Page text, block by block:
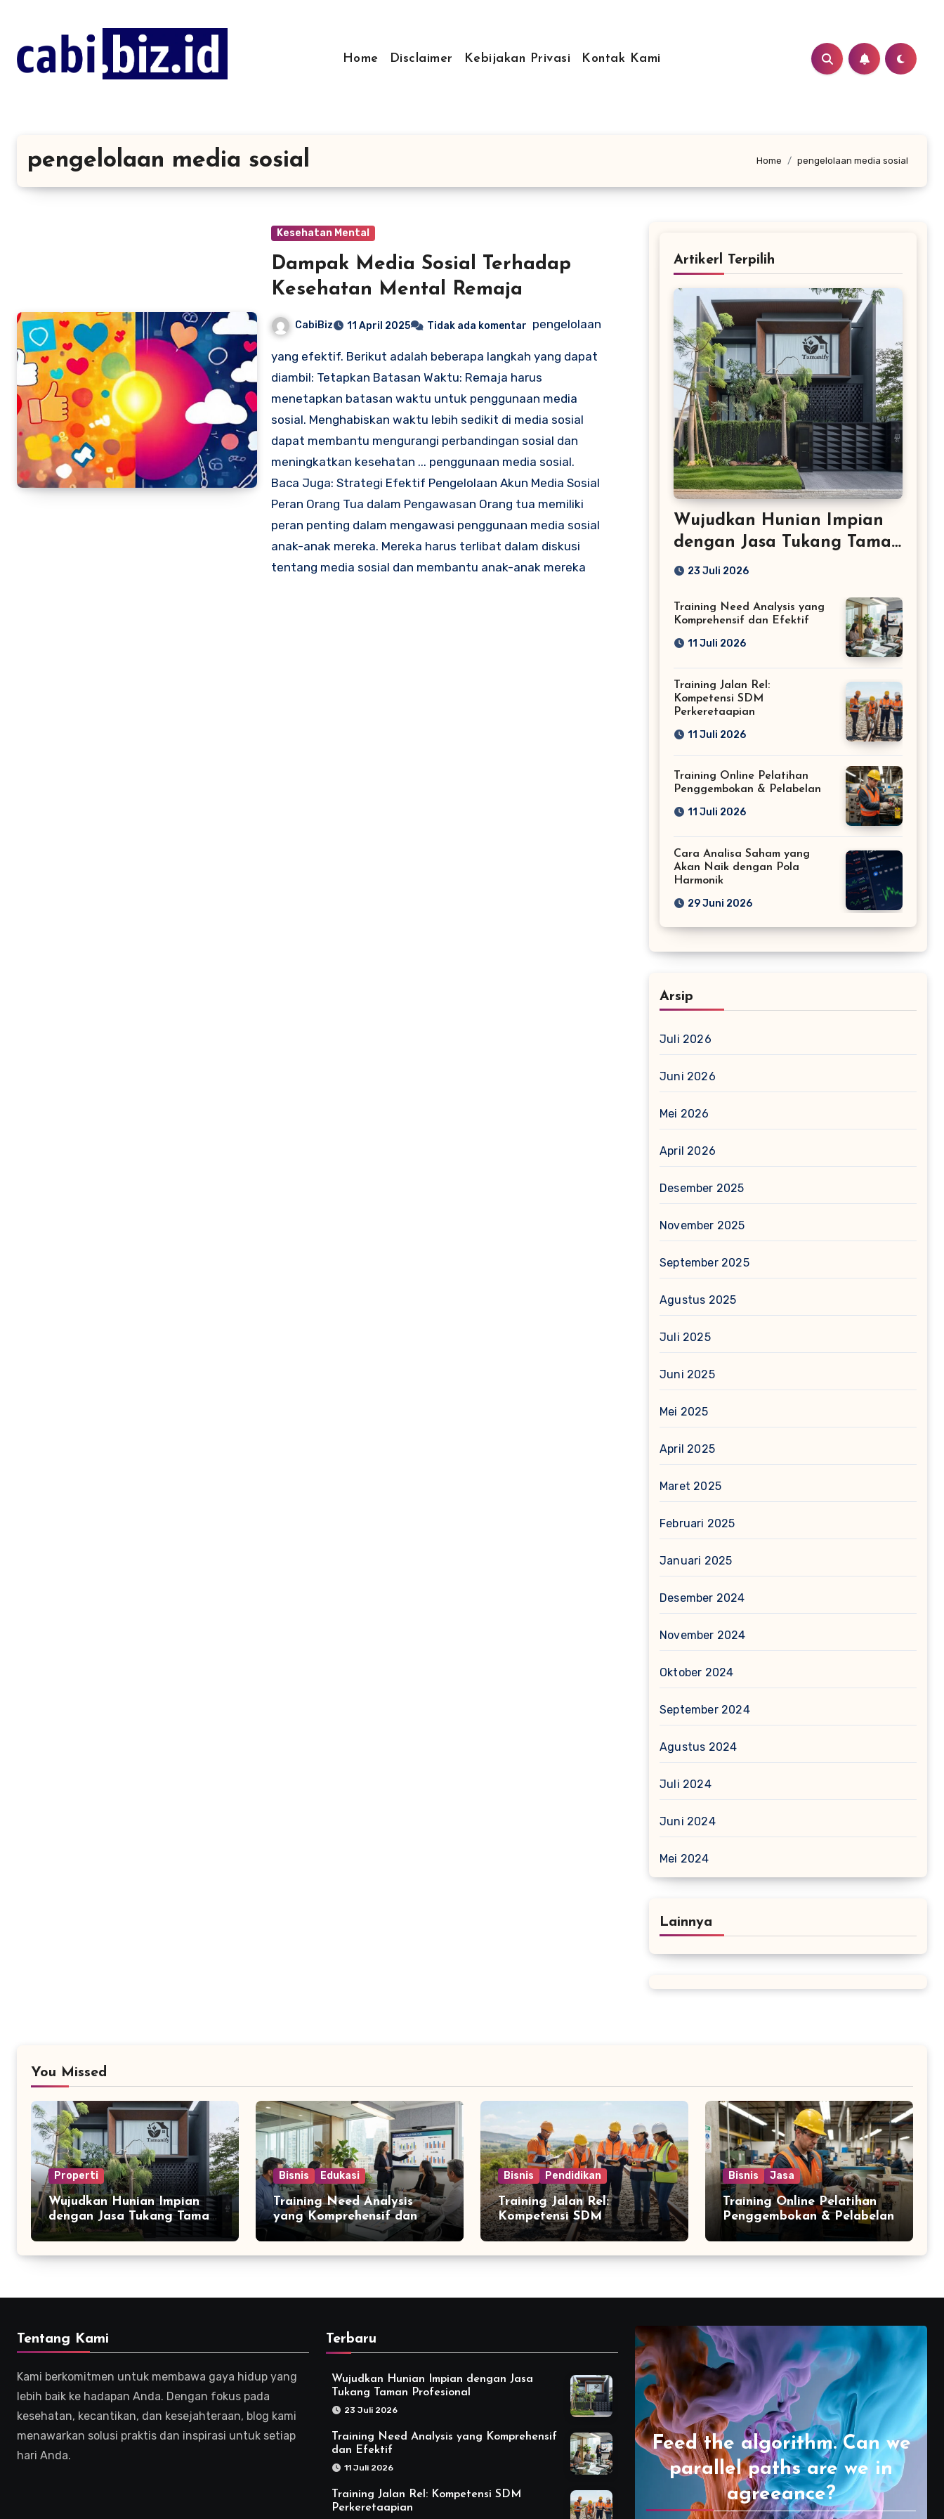
konten
Home
Disclaimer Kebijakan Privasi Kontak Kami
pengelolaan media sosial Home pengelolaan media sosial
Kesehatan Mental
Dampak Media Sosial Terhadap
Kesehatan Mental Remaja
CabiBiz 11 April 2025 Tidak ada komentar pengelolaan
yang efektif. Berikut adalah beberapa langkah yang dapat
diambil: Tetapkan Batasan Waktu: Remaja harus
menetapkan batasan waktu untuk penggunaan media
sosial. Menghabiskan waktu lebih sedikit di media sosial
dapat membantu mengurangi perbandingan sosial dan
meningkatkan kesehatan ... penggunaan media sosial.
Baca Juga: Strategi Efektif Pengelolaan Akun Media Sosial
Peran Orang Tua dalam Pengawasan Orang tua memiliki
peran penting dalam mengawasi penggunaan media sosial
anak-anak mereka. Mereka harus terlibat dalam diskusi
tentang media sosial dan membantu anak-anak mereka
Artikerl Terpilih
Wujudkan Hunian Impian
dengan Jasa Tukang Taman
Profesional
23 Juli 2026
Training Need Analysis yang
Komprehensif dan Efektif
11 Juli 2026
Training Jalan Rel:
Kompetensi SDM
Perkeretaapian
11 Juli 2026
Training Online Pelatihan
Penggembokan & Pelabelan
11 Juli 2026
Cara Analisa Saham yang
Akan Naik dengan Pola
Harmonik
29 Juni 2026
Arsip
Juli 2026
Juni 2026
Mei 2026
April 2026
Desember 2025
November 2025
September 2025
Agustus 2025
Juli 2025
Juni 2025
Mei 2025
April 2025
Maret 2025
Februari 2025
Januari 2025
Desember 2024
November 2024
Oktober 2024
September 2024
Agustus 2024
Juli 2024
Juni 2024
Mei 2024
Lainnya
You Missed
Properti
Wujudkan Hunian Impian
dengan Jasa Tukang Taman
Profesional
Bisnis Edukasi
Training Need Analysis
yang Komprehensif dan
Efektif
Bisnis Pendidikan
Training Jalan Rel:
Kompetensi SDM
Perkeretaapian
Bisnis Jasa
Training Online Pelatihan
Penggembokan & Pelabelan
Tentang Kami
Kami berkomitmen untuk membawa gaya hidup yang
lebih baik ke hadapan Anda. Dengan fokus pada
kesehatan, kecantikan, dan kesejahteraan, blog kami
menawarkan solusi praktis dan inspirasi untuk setiap
hari Anda.
Terbaru
Wujudkan Hunian Impian dengan Jasa
Tukang Taman Profesional
23 Juli 2026
Training Need Analysis yang Komprehensif
dan Efektif
11 Juli 2026
Training Jalan Rel: Kompetensi SDM
Perkeretaapian
Feed the algorithm. Can we
parallel paths are we in
agreeance?